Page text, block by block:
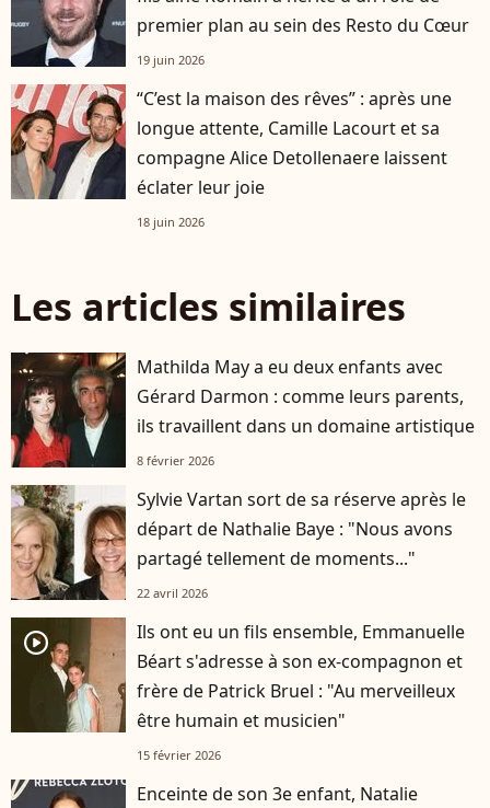
premier plan au sein des Resto du Cœur
19 juin 2026
“C’est la maison des rêves” : après une
longue attente, Camille Lacourt et sa
compagne Alice Detollenaere laissent
éclater leur joie
18 juin 2026
Les articles similaires
Mathilda May a eu deux enfants avec
Gérard Darmon : comme leurs parents,
ils travaillent dans un domaine artistique
8 février 2026
Sylvie Vartan sort de sa réserve après le
départ de Nathalie Baye : "Nous avons
partagé tellement de moments..."
22 avril 2026
player2
Ils ont eu un fils ensemble, Emmanuelle
Béart s'adresse à son ex-compagnon et
frère de Patrick Bruel : "Au merveilleux
être humain et musicien"
15 février 2026
Enceinte de son 3e enfant, Natalie